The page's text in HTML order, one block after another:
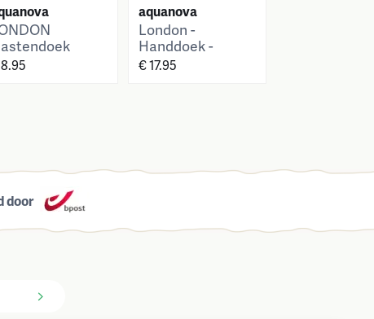
cm
aquanova
London -
Handdoek -
55x100 cm -
€ 17.95
door